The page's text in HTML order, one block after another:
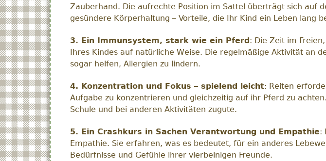
Zauberhand. Die aufrechte Position im Sattel überträgt sich auf
gesündere Körperhaltung – Vorteile, die Ihr Kind ein Leben lang
3. Ein Immunsystem, stark wie ein Pferd: Die Zeit im
Ihres Kindes auf natürliche Weise. Die regelmäßige Aktivität an
sogar helfen, Allergien zu lindern.
4. Konzentration und Fokus – spielend leicht: Reiten
Aufgabe zu konzentrieren und gleichzeitig auf ihr Pferd zu
Schule und bei anderen Aktivitäten zugute.
5. Ein Crashkurs in Sachen Verantwortung und Empathie:
Empathie. Sie erfahren, was es bedeutet, für ein anderes
Bedürfnisse und Gefühle ihrer vierbeinigen Freunde.